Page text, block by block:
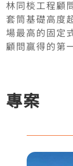
林同棪工程顧
套筒基礎高度
場最高的固定
顧問贏得的第
專案